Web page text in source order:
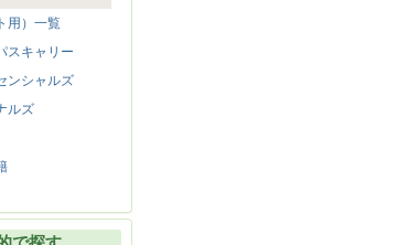
用）一覧
スキャリー
ンシャルズ
ルズ